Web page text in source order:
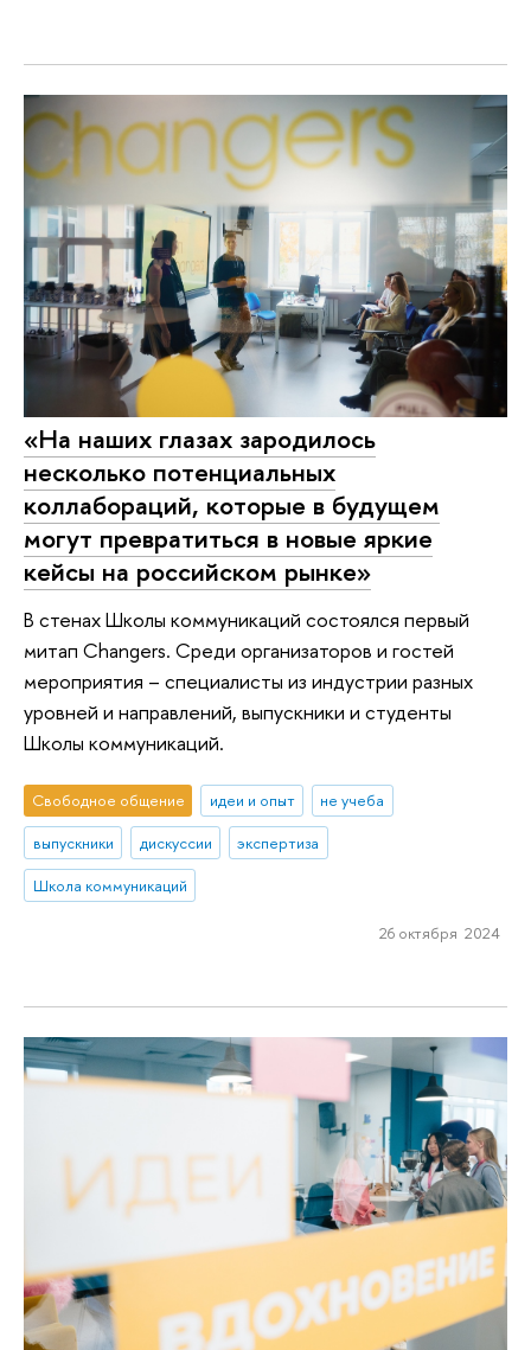
«На наших глазах зародилось
несколько потенциальных
коллабораций, которые в будущем
могут превратиться в новые яркие
кейсы на российском рынке»
В стенах Школы коммуникаций состоялся первый
митап Changers. Среди организаторов и гостей
мероприятия – специалисты из индустрии разных
уровней и направлений, выпускники и студенты
Школы коммуникаций.
Свободное общение идеи и опыт
не учеба
выпускники
дискуссии
экспертиза
Школа коммуникаций
26 октября 2024